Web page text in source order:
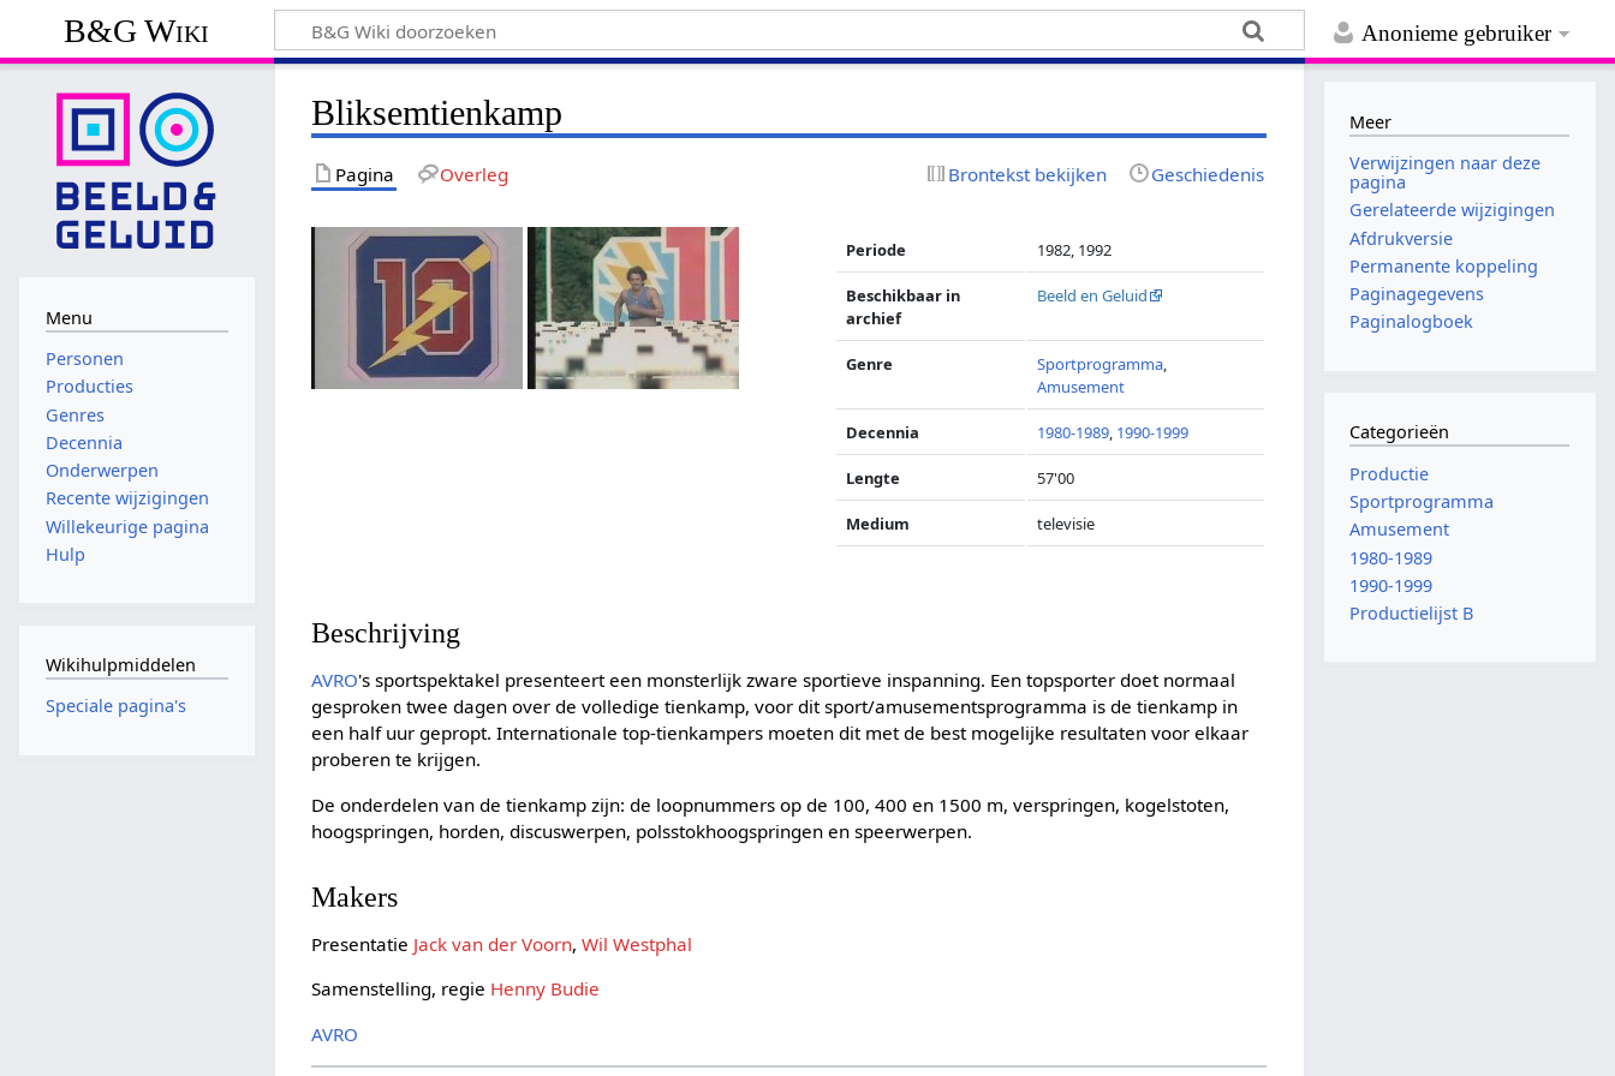
Anonieme gebruiker
B&G Wiki
Bliksemtienkamp
Pagina Overleg Brontekst bekijken Geschiedenis
Periode 1982, 1992
Beschikbaar in
archief
Beeld en Geluid
Genre Sportprogramma,
Amusement
Decennia 1980-1989, 1990-1999
Lengte 57'00
Medium televisie
Beschrijving
AVRO's sportspektakel presenteert een monsterlijk zware sportieve inspanning. Een topsporter doet normaal
gesproken twee dagen over de volledige tienkamp, voor dit sport/amusementsprogramma is de tienkamp in
een half uur gepropt. Internationale top-tienkampers moeten dit met de best mogelijke resultaten voor elkaar
proberen te krijgen.
De onderdelen van de tienkamp zijn: de loopnummers op de 100, 400 en 1500 m, verspringen, kogelstoten,
hoogspringen, horden, discuswerpen, polsstokhoogspringen en speerwerpen.
Makers
Presentatie Jack van der Voorn,Wil Westphal
Samenstelling, regie Henny Budie
AVRO
Menu
Personen
Producties
Genres
Decennia
Onderwerpen
Recente wijzigingen
Willekeurige pagina
Hulp
Wikihulpmiddelen
Speciale pagina's
Meer
Verwijzingen naar deze
pagina
Gerelateerde wijzigingen
Afdrukversie
Permanente koppeling
Paginagegevens
Paginalogboek
Categorieën
Productie
Sportprogramma
Amusement
1980-1989
1990-1999
Productielijst B